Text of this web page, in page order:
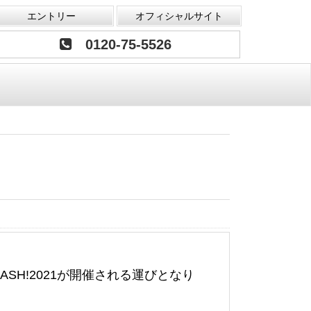
エントリー オフィシャルサイト
0120-75-5526
が開催される運びとなり